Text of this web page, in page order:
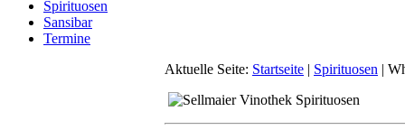
Spirituosen
Sansibar
Termine
Aktuelle Seite: Startseite | Spirituosen |